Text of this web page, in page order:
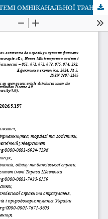
EMBEDDED INSURANCE У СИСТЕМІ ОМНІКАНАЛЬНОЇ ТРАНСФОРМАЦІЇ INSURTECH-ПЛАТФОРМ: МАРКЕТИНГОВІ МЕХАНІЗМИ ТА РЕЗИЛЬЄНТНИЙ СТАЛИЙ РОЗВИТОК